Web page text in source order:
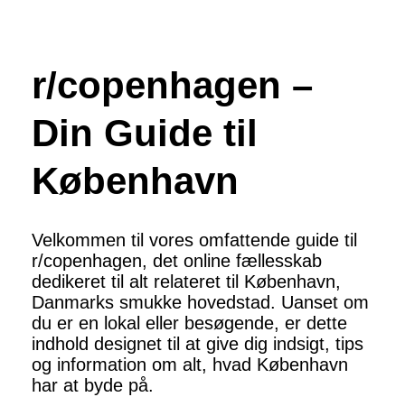
r/copenhagen –
Din Guide til
København
Velkommen til vores omfattende guide til
r/copenhagen, det online fællesskab
dedikeret til alt relateret til København,
Danmarks smukke hovedstad. Uanset om
du er en lokal eller besøgende, er dette
indhold designet til at give dig indsigt, tips
og information om alt, hvad København
har at byde på.